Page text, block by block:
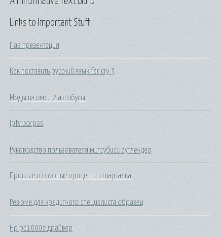
Links to Important Stuff
Пав презентация
Как поставить русский язык far cry 3
Моды на омси 2 автобусы
Iptv borpas
Руководство пользователя митсубиси аутлендер
Простые и сложные проценты шпаргалка
Резюме для кредитного специалиста образец
Hp pd1000a драйвер